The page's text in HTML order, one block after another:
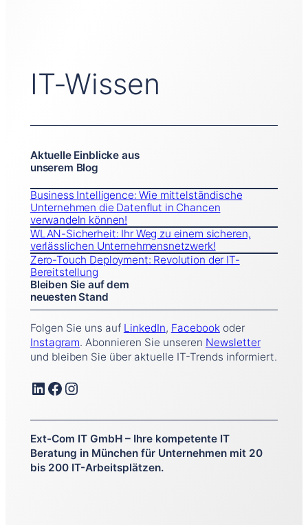
IT-Wissen
Aktuelle Einblicke aus
unserem Blog
Business Intelligence: Wie mittelständische
Unternehmen die Datenflut in Chancen
verwandeln können!
WLAN-Sicherheit: Ihr Weg zu einem sicheren,
verlässlichen Unternehmensnetzwerk!
Zero-Touch Deployment: Revolution der IT-
Bereitstellung
Bleiben Sieauf dem
neuesten Stand
Folgen Sie uns auf LinkedIn, Facebookoder
Instagram. Abonnieren Sie unseren Newsletter
und bleiben Sie über aktuelle IT-Trends informiert.
LinkedIn Facebook Instagram
Ext-Com IT GmbH – Ihre kompetente IT
Beratung in München für Unternehmen mit 20
bis 200 IT-Arbeitsplätzen.